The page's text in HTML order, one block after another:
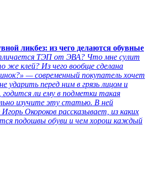
ликбез: из чего делаются обувные
ТЭП от ЭВА? Что мне сулит
клей? Из чего вообще сделана
— современный покупатель хочет
ударить перед ним в грязь лицом и
ли ему в подметки такая
изучите эту статью. В ней
Окороков рассказывает, из каких
подошвы обуви и чем хорош каждый